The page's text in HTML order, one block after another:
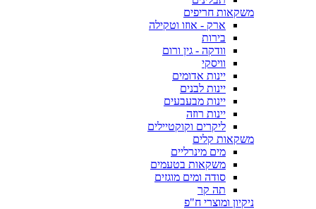
משקאות חריפים
ארק - אוזו וטקילה
בירות
וודקה - גין ורום
וויסקי
יינות אדומים
יינות לבנים
יינות מבעבעים
יינות רוזה
ליקרים וקוקטיילים
משקאות קלים
מים מינרליים
משקאות בטעמים
סודה ומים מוגזים
תה קר
ניקיון ומוצרי ח"פ